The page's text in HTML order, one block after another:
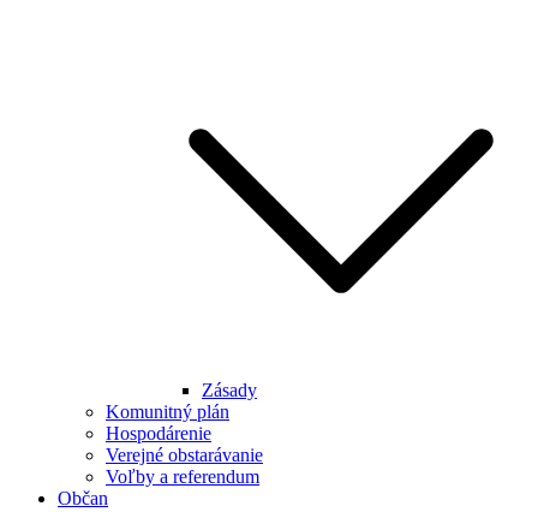
Zásady
Komunitný plán
Hospodárenie
Verejné obstarávanie
Voľby a referendum
Občan